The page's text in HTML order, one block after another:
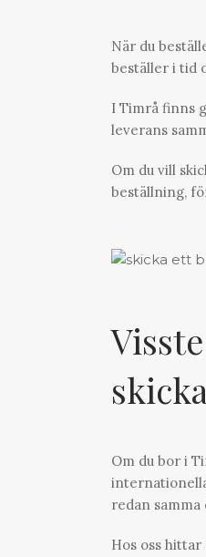
När du
beställer i tid
I Timrå finns
leverans
Om du vill
beställning,
Om du bor i
redan
Hos oss